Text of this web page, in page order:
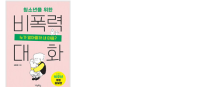
흡 등 스스로를 되돌아보는 마무리 활동으로 이어지는 한 교시, 한 교
시의 수업을 따라가다 보면 어느새 ‘나’를 더 깊이 이해하게 될 것이
다. 청소년 독자들이 읽고, 직접 실천하며 학교와 가정에서 변화를 경
험한 『청소년을 위한 비폭력 대화』 출간 당시 ‘상처받은 십 대들을 위
한 치유와 공감의 대화’라는 주제로, 우리 현실에 맞는 ‘비폭력 대화’
방법을 제시하며 화제를 모았던 『청소년을 위한 비폭력 대화: 누가 알